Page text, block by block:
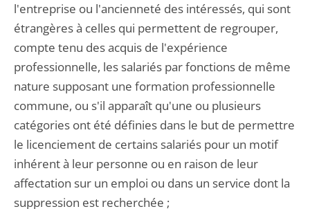
l'entreprise ou l'ancienneté des intéressés, qui sont
étrangères à celles qui permettent de regrouper,
compte tenu des acquis de l'expérience
professionnelle, les salariés par fonctions de même
nature supposant une formation professionnelle
commune, ou s'il apparaît qu'une ou plusieurs
catégories ont été définies dans le but de permettre
le licenciement de certains salariés pour un motif
inhérent à leur personne ou en raison de leur
affectation sur un emploi ou dans un service dont la
suppression est recherchée ;